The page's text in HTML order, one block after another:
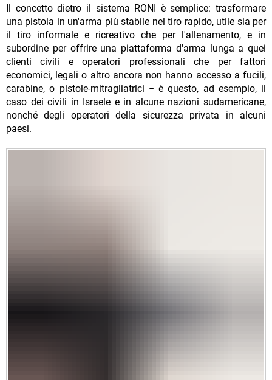
Il concetto dietro il sistema RONI è semplice: trasformare
una pistola in un'arma più stabile nel tiro rapido, utile sia per
il tiro informale e ricreativo che per l'allenamento, e in
subordine per offrire una piattaforma d'arma lunga a quei
clienti civili e operatori professionali che per fattori
economici, legali o altro ancora non hanno accesso a fucili,
carabine, o pistole-mitragliatrici − è questo, ad esempio, il
caso dei civili in Israele e in alcune nazioni sudamericane,
nonché degli operatori della sicurezza privata in alcuni
paesi.